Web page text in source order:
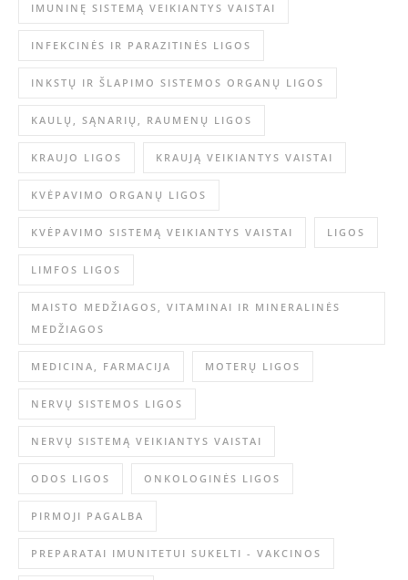
IMUNINĘ SISTEMĄ VEIKIANTYS VAISTAI
INFEKCINĖS IR PARAZITINĖS LIGOS
INKSTŲ IR ŠLAPIMO SISTEMOS ORGANŲ LIGOS
KAULŲ, SĄNARIŲ, RAUMENŲ LIGOS
KRAUJO LIGOS KRAUJĄ VEIKIANTYS VAISTAI
KVĖPAVIMO ORGANŲ LIGOS
KVĖPAVIMO SISTEMĄ VEIKIANTYS VAISTAI LIGOS
LIMFOS LIGOS
MAISTO MEDŽIAGOS, VITAMINAI IR MINERALINĖS
MEDŽIAGOS
MEDICINA, FARMACIJA MOTERŲ LIGOS
NERVŲ SISTEMOS LIGOS
NERVŲ SISTEMĄ VEIKIANTYS VAISTAI
ODOS LIGOS ONKOLOGINĖS LIGOS
PIRMOJI PAGALBA
PREPARATAI IMUNITETUI SUKELTI - VAKCINOS